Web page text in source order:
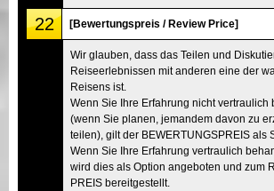
22 [Bewertungspreis / Review Price]
Wir glauben, dass das Teilen und
Reiseerlebnissen mit anderen eine der
Reisens ist.
Wenn Sie Ihre Erfahrung nicht vertraulich
(wenn Sie planen, jemandem davon zu
teilen), gilt der BEWERTUNGSPREIS als
Wenn Sie Ihre Erfahrung vertraulich
wird dies als Option angeboten und zum
PREIS bereitgestellt.